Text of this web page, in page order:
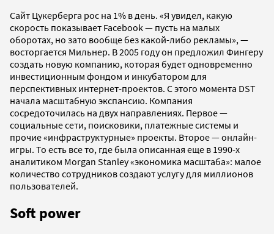
Сайт Цукерберга рос на 1% в день. «Я увидел, какую
скорость показывает Facebook — пусть на малых
оборотах, но зато вообще без какой-либо рекламы», —
восторгается Мильнер. В 2005 году он предложил Фингеру
создать новую компанию, которая будет одновременно
инвестиционным фондом и инкубатором для
перспективных интернет-проектов. С этого момента DST
начала масштабную экспансию. Компания
сосредоточилась на двух направлениях. Первое —
социальные сети, поисковики, платежные системы и
прочие «инфраструктурные» проекты. Второе — онлайн-
игры. То есть все то, где была описанная еще в 1990-х
аналитиком Morgan Stanley «экономика масштаба»: малое
количество сотрудников создают услугу для миллионов
пользователей.
Soft power